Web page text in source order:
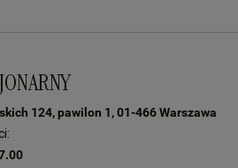
124, pawilon 1, 01-466 Warszawa